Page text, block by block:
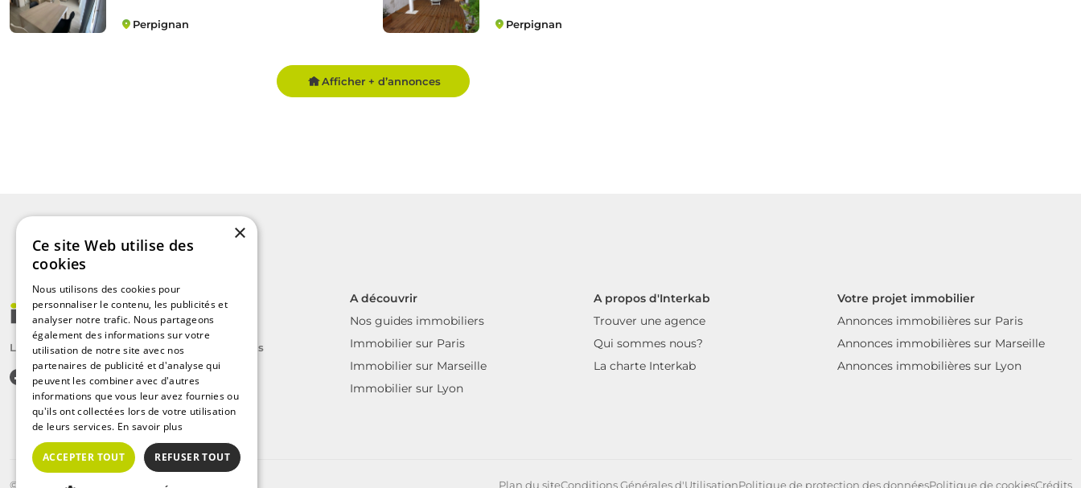
Perpignan
Perpignan
Afficher + d’annonces
Le label des agents immobiliers indépendants
A découvrir
Nos guides immobiliers
Immobilier sur Paris
Immobilier sur Marseille
Immobilier sur Lyon
A propos d'Interkab
Trouver une agence
Qui sommes nous?
La charte Interkab
Votre projet immobilier
Annonces immobilières sur Paris
Annonces immobilières sur Marseille
Annonces immobilières sur Lyon
©2025 | Tous droits réservés Plan du siteConditions Générales d'UtilisationPolitique de protection des donnéesPolitique de cookiesCrédits
×
Ce site Web utilise des
cookies
Nous utilisons des cookies pour
personnaliser le contenu, les publicités et
analyser notre trafic. Nous partageons
également des informations sur votre
utilisation de notre site avec nos
partenaires de publicité et d'analyse qui
peuvent les combiner avec d'autres
informations que vous leur avez fournies ou
qu'ils ont collectées lors de votre utilisation
de leurs services. En savoir plus
ACCEPTER TOUT REFUSER TOUT